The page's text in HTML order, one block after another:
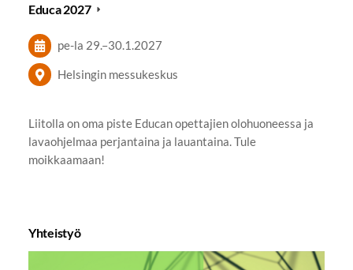
Educa 2027
pe-la 29.–30.1.2027
Helsingin messukeskus
Liitolla on oma piste Educan opettajien olohuoneessa ja
lavaohjelmaa perjantaina ja lauantaina. Tule
moikkaamaan!
Yhteistyö